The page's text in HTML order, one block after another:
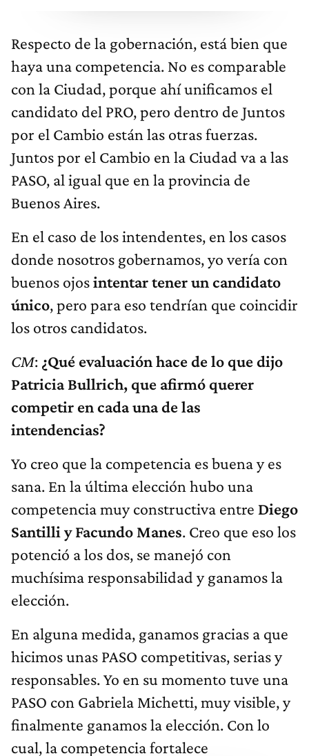
Respecto de la gobernación, está bien que
haya una competencia. No es comparable
con la Ciudad, porque ahí unificamos el
candidato del PRO, pero dentro de Juntos
por el Cambio están las otras fuerzas.
Juntos por el Cambio en la Ciudad va a las
PASO, al igual que en la provincia de
Buenos Aires.
En el caso de los intendentes, en los casos
donde nosotros gobernamos, yo vería con
buenos ojosintentar tener un candidato
único, pero para eso tendrían que coincidir
los otros candidatos.
CM: ¿Qué evaluación hace de lo que dijo
Patricia Bullrich, que afirmó querer
competir en cada una de las
intendencias?
Yo creo que la competencia es buena y es
sana. En la última elección hubo una
competencia muy constructiva entre Diego
Santilli y Facundo Manes. Creo que eso los
potenció a los dos, se manejó con
muchísima responsabilidad y ganamos la
elección.
En alguna medida, ganamos gracias a que
hicimos unas PASO competitivas, serias y
responsables. Yo en su momento tuve una
PASO con Gabriela Michetti, muy visible, y
finalmente ganamos la elección. Con lo
cual, la competencia fortalece